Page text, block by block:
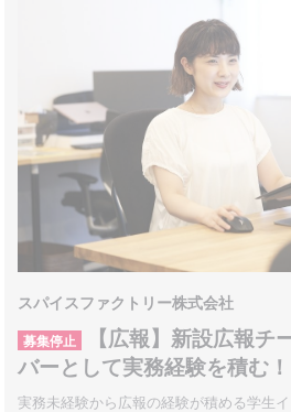
スパイスファクトリー株式会社
募集停止
【広報】新設広報チ
バーとして実務経験を積む
実務未経験から広報の経験が積める学生